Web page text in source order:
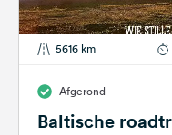
5616 km
Afgerond
Baltische